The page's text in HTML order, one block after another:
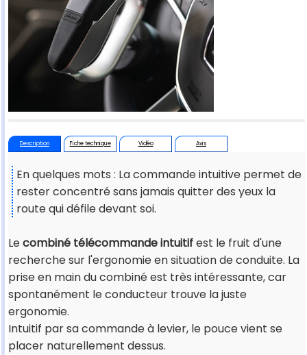
Description Fiche technique Vidéo Avis
En quelques mots : La commande intuitive permet de
rester concentré sans jamais quitter des yeux la
route qui défile devant soi.
Lecombiné télécommande intuitifest le fruit d'une
recherche sur l'ergonomie en situation de conduite. La
prise en main du combiné est très intéressante, car
spontanément le conducteur trouve la juste
ergonomie.
Intuitif par sa commande à levier, le pouce vient se
placer naturellement dessus.